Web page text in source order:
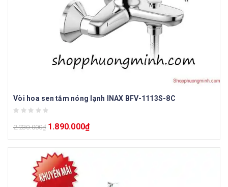
Vòi hoa sen tắm nóng lạnh INAX BFV-1113S-8C
2.230.000₫ 1.890.000₫